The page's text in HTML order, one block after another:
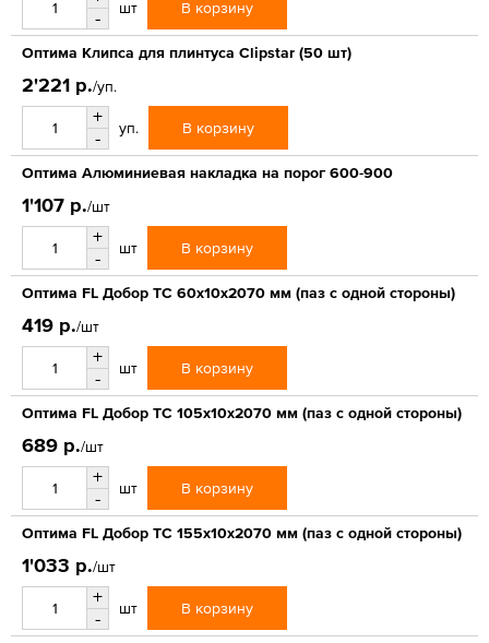
-
шт В корзину
Оптима Клипса для плинтуса Clipstar (50 шт)
2'221 р./уп.
+
-
уп. В корзину
Оптима Алюминиевая накладка на порог 600-900
1'107 р./шт
+
-
шт В корзину
Оптима FL Добор ТС 60х10х2070 мм (паз с одной стороны)
419 р./шт
+
-
шт В корзину
Оптима FL Добор ТС 105х10х2070 мм (паз с одной стороны)
689 р./шт
+
-
шт В корзину
Оптима FL Добор ТС 155х10х2070 мм (паз с одной стороны)
1'033 р./шт
+
-
шт В корзину